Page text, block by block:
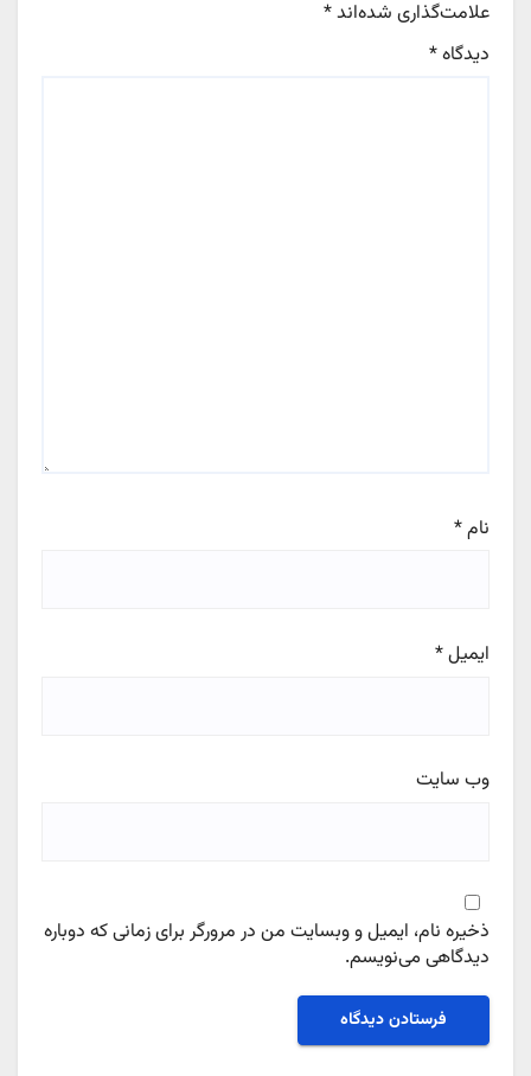
علامت‌گذاری شده‌اند*
دیدگاه*
نام*
ایمیل*
وب‌ سایت
ذخیره نام، ایمیل و وبسایت من در مرورگر برای زمانی که دوباره
دیدگاهی می‌نویسم.